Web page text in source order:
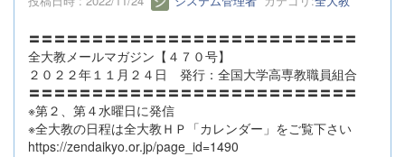
〓〓〓〓〓〓〓〓〓〓〓〓〓〓〓〓〓〓〓〓〓〓〓〓〓〓
全大教メールマガジン【４７０号】
２０２２年１１月２４日 発行：全国大学高専教職員組合
〓〓〓〓〓〓〓〓〓〓〓〓〓〓〓〓〓〓〓〓〓〓〓〓〓〓
※第２、第４水曜日に発信
※全大教の日程は全大教ＨＰ「カレンダー」をご覧下さい
https://zendaikyo.or.jp/page_id=1490